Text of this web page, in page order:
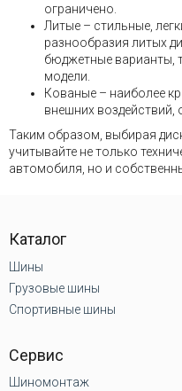
ограничено.
Литые – стильные,
разнообразия литых
бюджетные варианты,
модели.
Кованые – наиболее
внешних воздействий,
Таким образом, выбирая
учитывайте не только
автомобиля, но и
Каталог
Шины
Грузовые шины
Спортивные шины
Сервис
Шиномонтаж